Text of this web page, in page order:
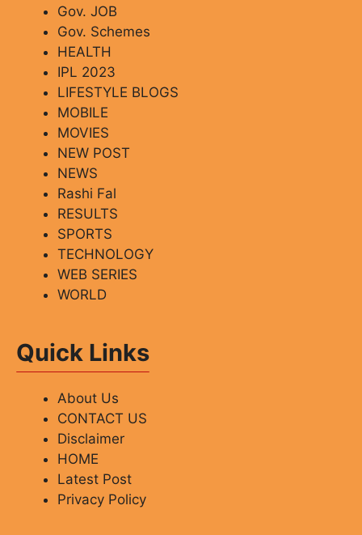
Gov. JOB
Gov. Schemes
HEALTH
IPL 2023
LIFESTYLE BLOGS
MOBILE
MOVIES
NEW POST
NEWS
Rashi Fal
RESULTS
SPORTS
TECHNOLOGY
WEB SERIES
WORLD
Quick Links
About Us
CONTACT US
Disclaimer
HOME
Latest Post
Privacy Policy